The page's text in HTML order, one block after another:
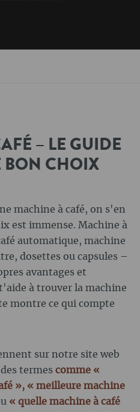
– LE GUIDE
BON CHOIX
machine à café, on s'en
est immense. Machine à
automatique, machine
dosettes ou capsules –
avantages et
à trouver la machine
montre ce qui compte
sur notre site web
termes comme «
», « meilleure machine
« quelle machine à café